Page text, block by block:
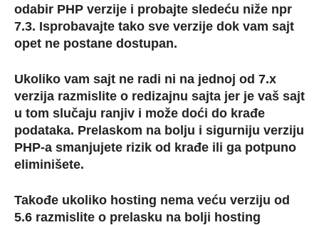
odabir PHP verzije i probajte sledeću niže npr
7.3. Isprobavajte tako sve verzije dok vam sajt
opet ne postane dostupan.
Ukoliko vam sajt ne radi ni na jednoj od 7.x
verzija razmislite o redizajnu sajta jer je vaš sajt
u tom slučaju ranjiv i može doći do krađe
podataka. Prelaskom na bolju i sigurniju verziju
PHP-a smanjujete rizik od krađe ili ga potpuno
eliminišete.
Takođe ukoliko hosting nema veću verziju od
5.6 razmislite o prelasku na bolji hosting